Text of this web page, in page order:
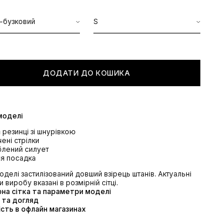
бузковий S
ДОДАТИ ДО КОШИКА
зі шнурівкою
стрілки
силует
посадка
застилізований довший взірець штанів. Актуальні
вказані в розмірній сітці.
сітка та параметри моделі
догляд
в офлайн магазинах